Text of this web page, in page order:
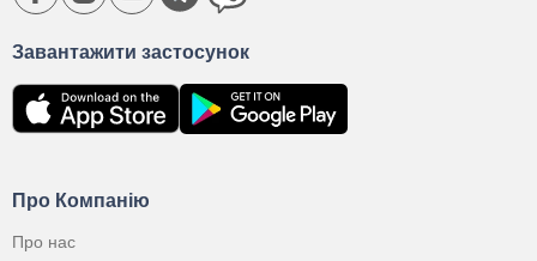
Про Компанію
Про нас
Завантажити застосунок